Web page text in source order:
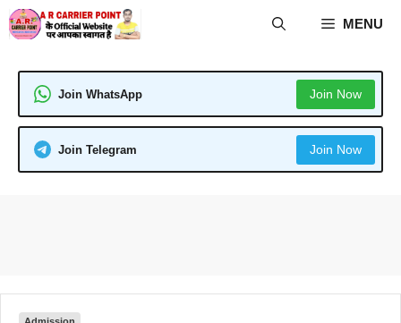
Skip
to
MENU
Join WhatsApp Join Now
Join Telegram Join Now